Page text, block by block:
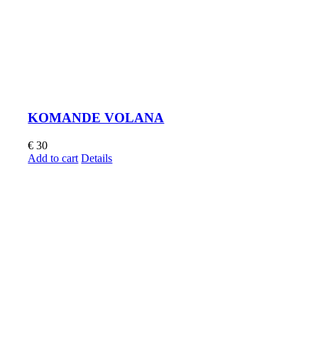
KOMANDE VOLANA
€ 30
Add to cart Details